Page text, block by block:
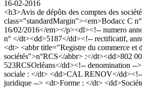
16-02-2016
<h3>Avis de dépôts des comptes des
class="standardMargin"><em>Bodacc C
16/02/2016</em></p><dl><!-- numero
n° </dt><dd>5187</dd><!-- rectificatif,
<dt> <abbr title="Registre du commerce et
sociétés">n°RCS</abbr> :</dt><dd>802
523RCSOrléans</dd><!-- denomination --
sociale : </dt> <dd>CAL RENOV</
juridique --> <dt>Forme : </dt>